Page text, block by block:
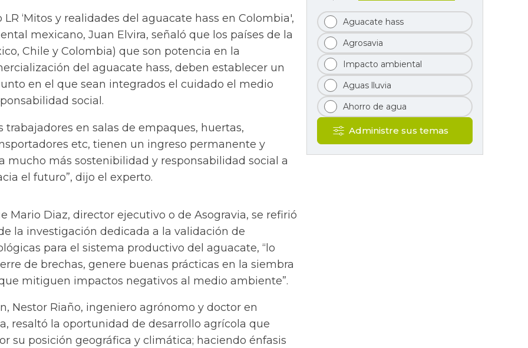
‘Mitos y realidades del aguacate hass en Colombia',
mexicano, Juan Elvira, señaló que los países de la
Chile y Colombia) que son potencia en la
del aguacate hass, deben establecer un
en el que sean integrados el cuidado el medio
social.
trabajadores en salas de empaques, huertas,
etc, tienen un ingreso permanente y
mucho más sostenibilidad y responsabilidad social a
el futuro”, dijo el experto.
Mario Diaz, director ejecutivo o de Asogravia, se refirió
la investigación dedicada a la validación de
para el sistema productivo del aguacate, “lo
de brechas, genere buenas prácticas en la siembra
mitiguen impactos negativos al medio ambiente”.
Nestor Riaño, ingeniero agrónomo y doctor en
resaltó la oportunidad de desarrollo agrícola que
su posición geográfica y climática; haciendo énfasis
Aguacate hass
Agrosavia
Impacto ambiental
Aguas lluvia
Ahorro de agua
Administre sus temas